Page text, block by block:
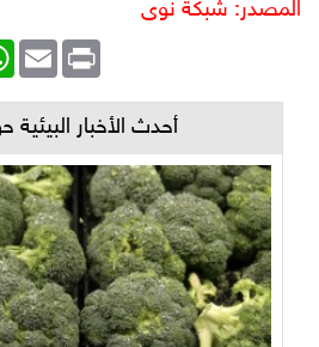
المصدر: شبكة نوى
Email Print
أحدث الأخبار البيئية